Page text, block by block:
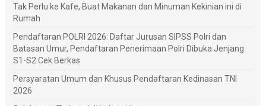
Tak Perlu ke Kafe, Buat Makanan dan Minuman Kekinian ini di
Rumah
Pendaftaran POLRI 2026: Daftar Jurusan SIPSS Polri dan
Batasan Umur, Pendaftaran Penerimaan Polri Dibuka Jenjang
S1-S2 Cek Berkas
Persyaratan Umum dan Khusus Pendaftaran Kedinasan TNI
2026